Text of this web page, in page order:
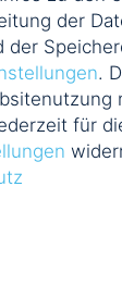
der
der
.
für